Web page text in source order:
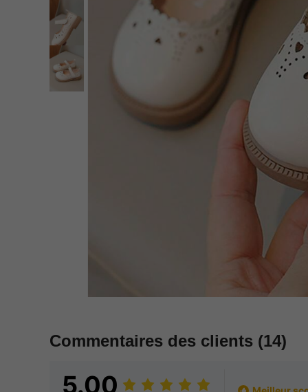
Commentaires des clients (14)
5.00